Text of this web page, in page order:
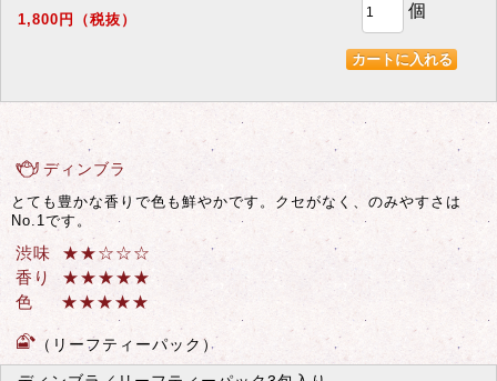
1,800円（税抜） 個
ディンブラ
とても豊かな香りで色も鮮やかです。クセがなく、のみやすさは
No.1です。
渋味 ★★☆☆☆
香り ★★★★★
色 ★★★★★
（リーフティーパック）